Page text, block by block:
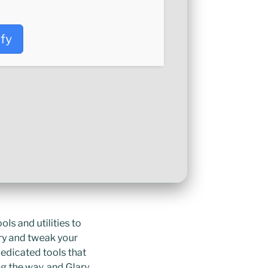
and utilities to
and tweak your
tools that